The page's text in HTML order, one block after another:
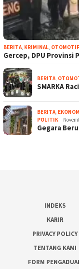
BERITA, KRIMINAL, OTOMOTIF
Gercep, DPU Provinsi
BERITA,
SMARKA
BERITA,
POLITIK
Gegara
INDEKS
KARIR
PRIVACY POLICY
TENTANG KAMI
FORM